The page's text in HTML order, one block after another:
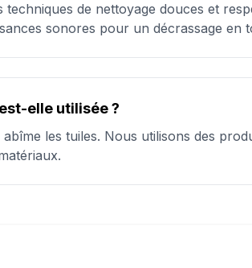
techniques de nettoyage douces et
sonores pour un décrassage en
elle utilisée ?
les tuiles. Nous utilisons des